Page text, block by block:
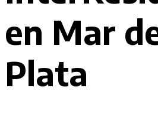
en Mar
Plata